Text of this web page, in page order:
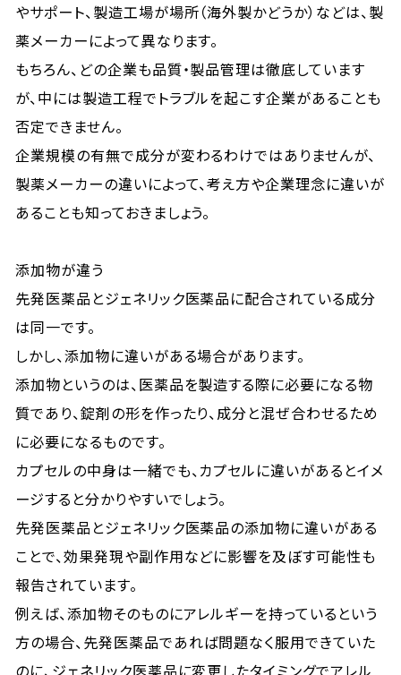
やサポート、製造工場が場所（海外製かどうか）などは、製
薬メーカーによって異なります。
もちろん、どの企業も品質・製品管理は徹底しています
が、中には製造工程でトラブルを起こす企業があることも
否定できません。
企業規模の有無で成分が変わるわけではありませんが、
製薬メーカーの違いによって、考え方や企業理念に違いが
あることも知っておきましょう。
添加物が違う
先発医薬品とジェネリック医薬品に配合されている成分
は同一です。
しかし、添加物に違いがある場合があります。
添加物というのは、医薬品を製造する際に必要になる物
質であり、錠剤の形を作ったり、成分と混ぜ合わせるため
に必要になるものです。
カプセルの中身は一緒でも、カプセルに違いがあるとイメ
ージすると分かりやすいでしょう。
先発医薬品とジェネリック医薬品の添加物に違いがある
ことで、効果発現や副作用などに影響を及ぼす可能性も
報告されています。
例えば、添加物そのものにアレルギーを持っているという
方の場合、先発医薬品であれば問題なく服用できていた
のに、ジェネリック医薬品に変更したタイミングでアレル